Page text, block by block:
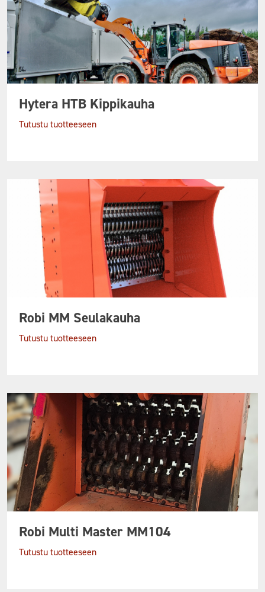
Hytera HTB Kippikauha
Tutustu tuotteeseen
Robi MM Seulakauha
Tutustu tuotteeseen
Robi Multi Master MM104
Tutustu tuotteeseen